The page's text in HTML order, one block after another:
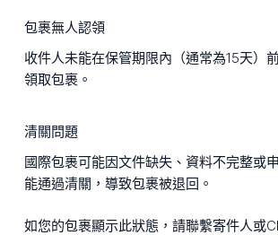
包裹無人認領
收件人未能在保管期限內（通常為15天）
領取包裹。
清關問題
國際包裹可能因文件缺失、資料不完整或
能通過清關，導致包裹被退回。
如您的包裹顯示此狀態，請聯繫寄件人或